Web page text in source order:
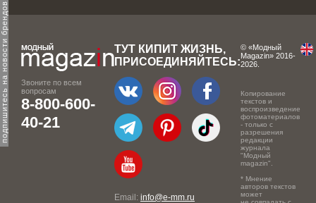
подпишитесь на новости брендов
Звоните по всем
вопросам
8-800-600-
40-21
ТУТ КИПИТ ЖИЗНЬ,
ПРИСОЕДИНЯЙТЕСЬ:
Email: info@e-mm.ru
© «Модный
Magazin» 2016-
2026.
Копирование
текстов и
воспроизведение
фотоматериалов
- только с
разрешения
редакции
журнала
"Модный
magazin".
* Мнение
авторов текстов
может